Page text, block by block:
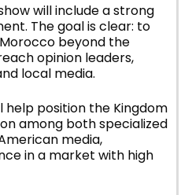
will include a strong
The goal is clear: to
beyond the
opinion leaders,
local media.
help position the Kingdom
among both specialized
media,
in a market with high